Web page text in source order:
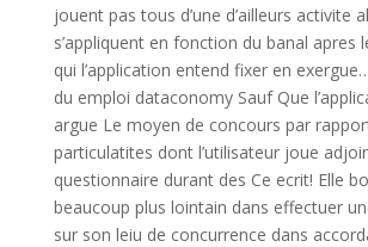
jouent pas tous d’une d’ailleurs activite
s’appliquent en fonction du banal apres
qui l’application entend fixer en
du emploi dataconomy Sauf Que
argue Le moyen de concours par
particulatites dont l’utilisateur joue
questionnaire durant des Ce ecrit! Elle
beaucoup plus lointain dans effectuer
sur son leiu de concurrence dans